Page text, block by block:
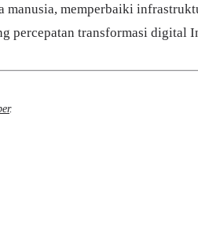
memperbaiki
transformasi digital
.